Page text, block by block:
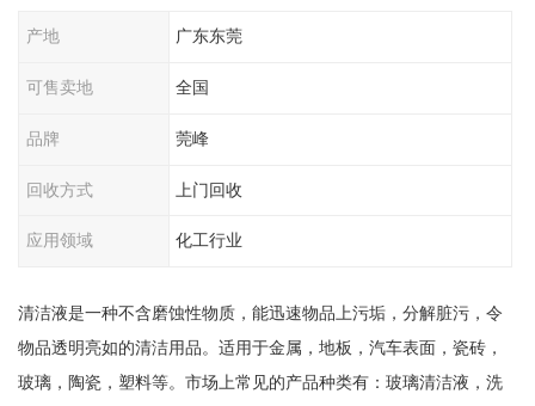
产地 广东东莞
可售卖地 全国
品牌 莞峰
回收方式 上门回收
应用领域 化工行业
清洁液是一种不含磨蚀性物质，能迅速物品上污垢，分解脏污，令
物品透明亮如的清洁用品。适用于金属，地板，汽车表面，瓷砖，
玻璃，陶瓷，塑料等。市场上常见的产品种类有：玻璃清洁液，洗